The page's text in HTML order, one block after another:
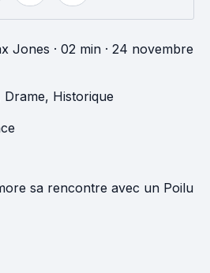
Jones · 02 min · 24 novembre
Drame, Historique
sa rencontre avec un Poilu